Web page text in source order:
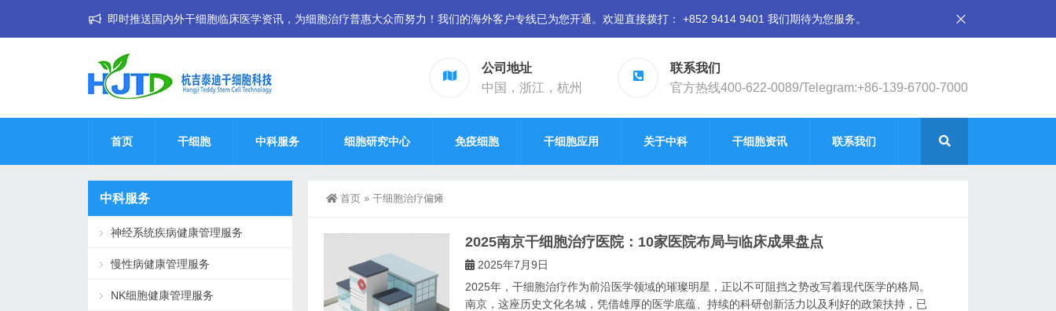
即时推送国内外干细胞临床医学资讯，为细胞治疗普惠大众而努力！我们的海外客户专线已为您开通。欢迎直接拨打： +852 9414 9401 我们期待为您服务。
公司地址
中国，浙江，杭州
联系我们
官方热线400-622-0089/Telegram:+86-139-6700-7000
首页 干细胞 中科服务 细胞研究中心 免疫细胞 干细胞应用 关于中科 干细胞资讯 联系我们
首页 » 干细胞治疗偏瘫
2025南京干细胞治疗医院：10家医院布局与临床成果盘点
2025年7月9日
2025年，干细胞治疗作为前沿医学领域的璀璨明星，正以不可阻挡之势改写着现代医学的格局。
南京，这座历史文化名城，凭借雄厚的医学底蕴、持续的科研创新活力以及利好的政策扶持，已
中科服务
神经系统疾病健康管理服务
慢性病健康管理服务
NK细胞健康管理服务